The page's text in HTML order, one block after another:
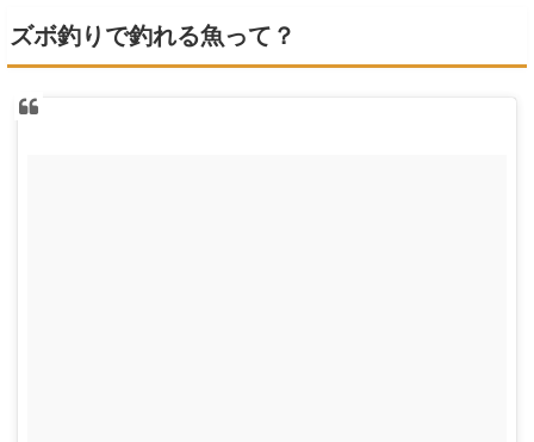
ズボ釣りで釣れる魚って？